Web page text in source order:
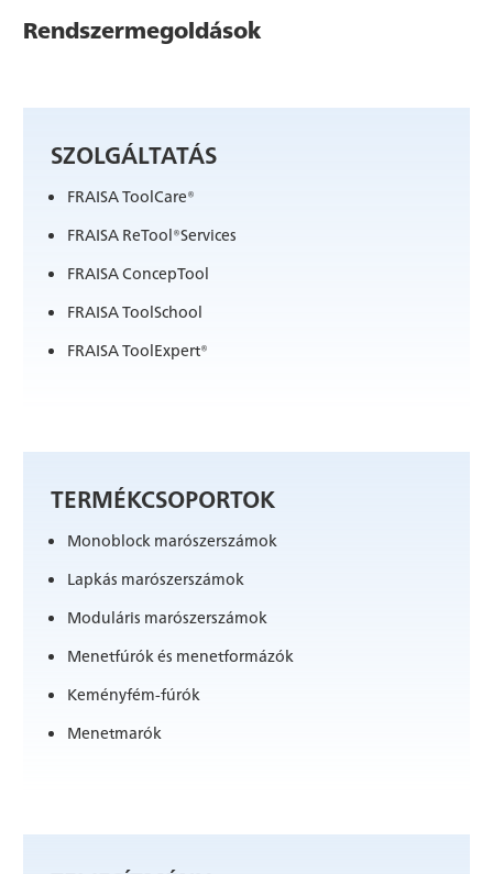
Rendszermegoldások
SZOLGÁLTATÁS
FRAISA ToolCare®
FRAISA ReTool®Services
FRAISA ConcepTool
FRAISA ToolSchool
FRAISA ToolExpert®
TERMÉKCSOPORTOK
Monoblock marószerszámok
Lapkás marószerszámok
Moduláris marószerszámok
Menetfúrók és menetformázók
Keményfém-fúrók
Menetmarók